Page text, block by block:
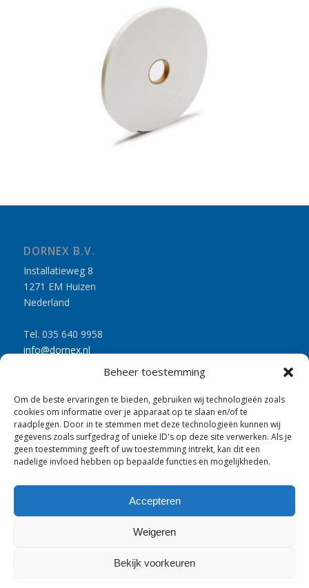
Beheer toestemming
Om de beste ervaringen te bieden, gebruiken wij technologieën zoals
cookies om informatie over je apparaat op te slaan en/of te
raadplegen. Door in te stemmen met deze technologieën kunnen wij
gegevens zoals surfgedrag of unieke ID's op deze site verwerken. Als je
geen toestemming geeft of uw toestemming intrekt, kan dit een
nadelige invloed hebben op bepaalde functies en mogelijkheden.
Accepteren
Weigeren
Bekijk voorkeuren
DORNEX B.V.
Installatieweg 8
1271 EM Huizen
Nederland
Tel. 035 640 9958
info@dornex.nl
UITGELICHTE PRODUCTEN
Brandwerende scharnierplaten
Slotplaten
Brandwerende beglazingsmaterialen